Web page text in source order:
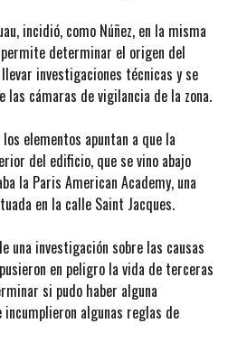
incidió, como Núñez, en la misma
determinar el origen del
investigaciones técnicas y se
las cámaras de vigilancia de la zona.
elementos apuntan a que la
del edificio, que se vino abajo
la Paris American Academy, una
en la calle Saint Jacques.
una investigación sobre las causas
en peligro la vida de terceras
si pudo haber alguna
algunas reglas de